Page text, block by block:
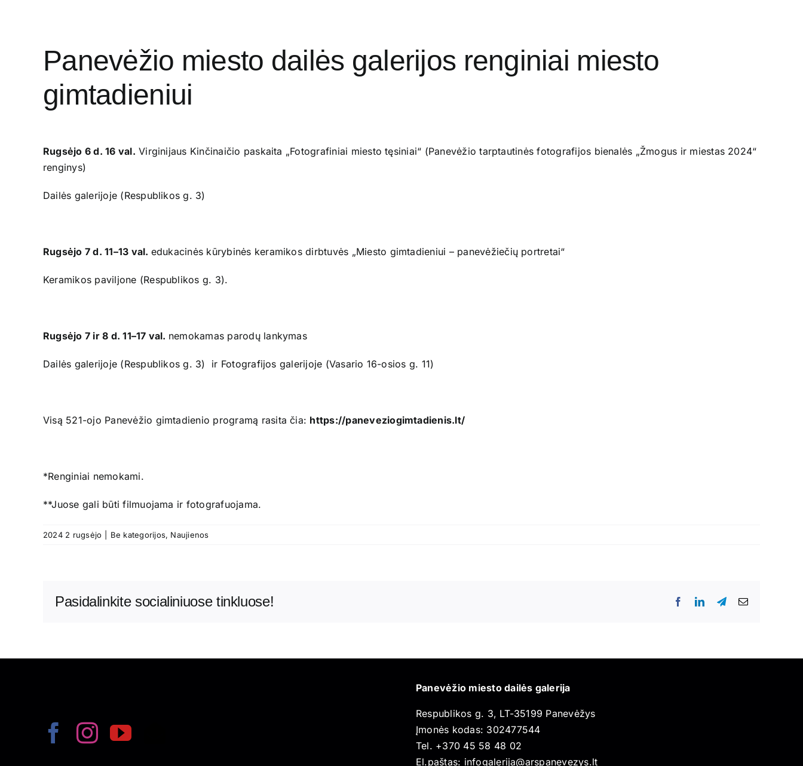
Panevėžio miesto dailės galerijos renginiai miesto
gimtadieniui
Rugsėjo 6 d.16 val. Virginijaus Kinčinaičio paskaita „Fotografiniai miesto tęsiniai“ (Panevėžio tarptautinės fotografijos bienalės „Žmogus ir miestas 2024“
renginys)
Dailės galerijoje (Respublikos g. 3)
Rugsėjo 7 d. 11–13 val. edukacinės kūrybinės keramikos dirbtuvės „Miesto gimtadieniui – panevėžiečių portretai“
Keramikos paviljone (Respublikos g. 3).
Rugsėjo 7 ir 8 d. 11–17 val. nemokamas parodų lankymas
Dailės galerijoje (Respublikos g. 3) ir Fotografijos galerijoje (Vasario 16-osios g. 11)
Visą 521-ojo Panevėžio gimtadienio programą rasita čia: https://paneveziogimtadienis.lt/
*Renginiai nemokami.
**Juose gali būti filmuojama ir fotografuojama.
2024 2 rugsėjo Be kategorijos, Naujienos
Pasidalinkite socialiniuose tinkluose! FacebookLinkedInTelegramEmail
Panevėžio miesto dailės galerija
Respublikos g. 3, LT-35199 Panevėžys
Įmonės kodas: 302477544
Tel. +370 45 58 48 02
El.paštas: infogalerija@arspanevezys.lt